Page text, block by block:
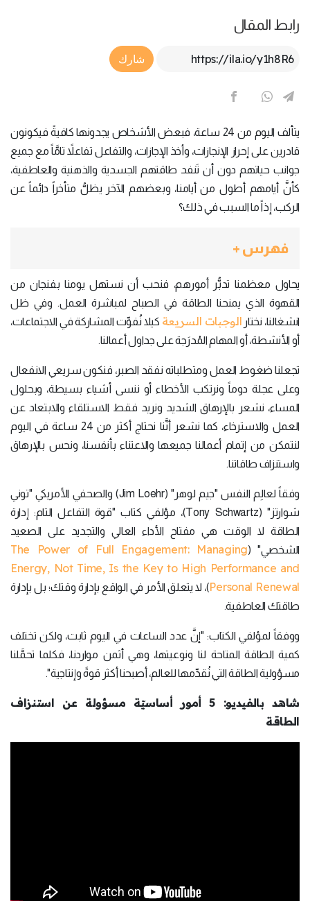
رابط المقال
Article Link
شارك
يتألف اليوم من 24 ساعة، فبعض الأشخاص يجدونها كافيةً فيكونون
قادرين على إحراز الإنجازات، وأخذ الإجازات، والتفاعل تفاعلاً تامَّاً مع جميع
جوانب حياتهم دون أن تَنفد طاقتهم الجسدية والذهنية والعاطفية،
كأنَّ أيامهم أطول من أيامنا، وبعضهم الآخر يظلُّ متأخراً دائماً عن
الركب، إذاً ما السبب في ذلك؟
فهرس +
يحاول معظمنا تدبُّر أمورهم، فنحب أن نستهل يومنا بفنجان من
القهوة الذي يمنحنا الطاقة في الصباح لمباشرة العمل. وفي ظل
انشغالنا، نختار الوجبات السريعة كيلا نُفوِّت المشاركة في الاجتماعات،
أو الأنشطة، أو المهام المُدرَجة على جداول أعمالنا.
تجعلنا ضغوط العمل ومتطلباته نفقد الصبر، فنكون سريعي الانفعال
وعلى عجلة دوماً ونرتكب الأخطاء أو ننسى أشياء بسيطة، وبحلول
المساء، نشعر بالإرهاق الشديد ونريد فقط الاستلقاء والابتعاد عن
العمل والاسترخاء، كما نشعر أنَّنا نحتاج أكثر من 24 ساعة في اليوم
لنتمكن من إتمام أعمالنا جميعها والاعتناء بأنفسنا، ونحس بالإرهاق
واستنزاف طاقاتنا.
وفقاً لعالِم النفس "جيم لوهر" (Jim Loehr) والصحفي الأمريكي "توني
شوارتز" (Tony Schwartz)، مؤلفي كتاب "قوة التفاعل التام: إدارة
الطاقة لا الوقت هي مفتاح الأداء العالي والتجديد على الصعيد
الشخصي" (The Power of Full Engagement: Managing
Energy, Not Time, Is the Key to High Performance and
Personal Renewal)، لا يتعلق الأمر في الواقع بإدارة وقتك؛ بل بإدارة
طاقتك العاطفية.
ووفقاً لمؤلفي الكتاب: "إنَّ عدد الساعات في اليوم ثابت، ولكن تختلف
كمية الطاقة المتاحة لنا ونوعيتها، وهي أثمن مواردنا، فكلما تحمَّلنا
مسؤولية الطاقة التي نُقدِّمها للعالم، أصبحنا أكثر قوةً وإنتاجية".
شاهد بالفيديو: 5 أمور أساسيّة مسؤولة عن استنزاف
الطاقة